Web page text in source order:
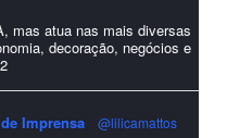
de Imprensa
mas atua nas mais diversas
decoração, negócios e
Imprensa
@lilicamattos